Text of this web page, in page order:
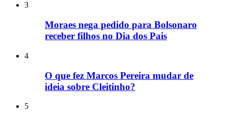
3
Moraes nega pedido para Bolsonaro
receber filhos no Dia dos Pais
4
O que fez Marcos Pereira mudar de
ideia sobre Cleitinho?
5